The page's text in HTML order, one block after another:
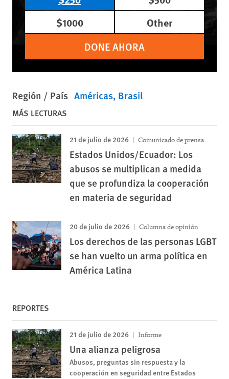
$1000
Other
DONE AHORA
Región / País Américas Brasil
MÁS LECTURAS
21 de julio de 2026 Comunicado de prensa
Estados Unidos/Ecuador: Los
abusos se multiplican a medida
que se profundiza la cooperación
en materia de seguridad
20 de julio de 2026 Columna de opinión
Los derechos de las personas LGBT
se han vuelto un arma política en
América Latina
REPORTES
21 de julio de 2026 Informe
Una alianza peligrosa
Abusos, preguntas sin respuesta y la
cooperación en seguridad entre Estados